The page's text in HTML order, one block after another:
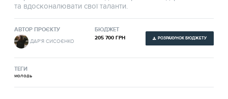
та вдосконалювати свої таланти.
АВТОР ПРОЄКТУ
ДАР'Я СИСОЄНКО
БЮДЖЕТ
205 700 ГРН РОЗРАХУНОК БЮДЖЕТУ
ТЕГИ
молодь